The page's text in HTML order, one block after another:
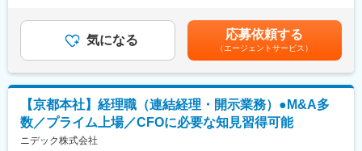
■古河電気工業について
従業員数約5万人、売上高約1兆円規模を誇る社会インフラ系メー
カーで、創業140年超の老舗企業です。電力ケーブルや光ファイ
バー分野を中核とし、光ファイバー用リボンファイバーでは世界
トップクラスのシェアを持つのが大きな強み。
変更の範囲：会社の定める業務
【具体的には】
・事業部内業務管理
・居住事業所管理業務 など
※経験・成長に応じて業務をお任せしていきます
月給(月額)は固定手当を含めた表記です。
気になる 応募依頼する
（エージェントサービス）
【京都本社】経理職（連結経理・開示業務）●M&A多
数／プライム上場／CFOに必要な知見習得可能
ニデック株式会社